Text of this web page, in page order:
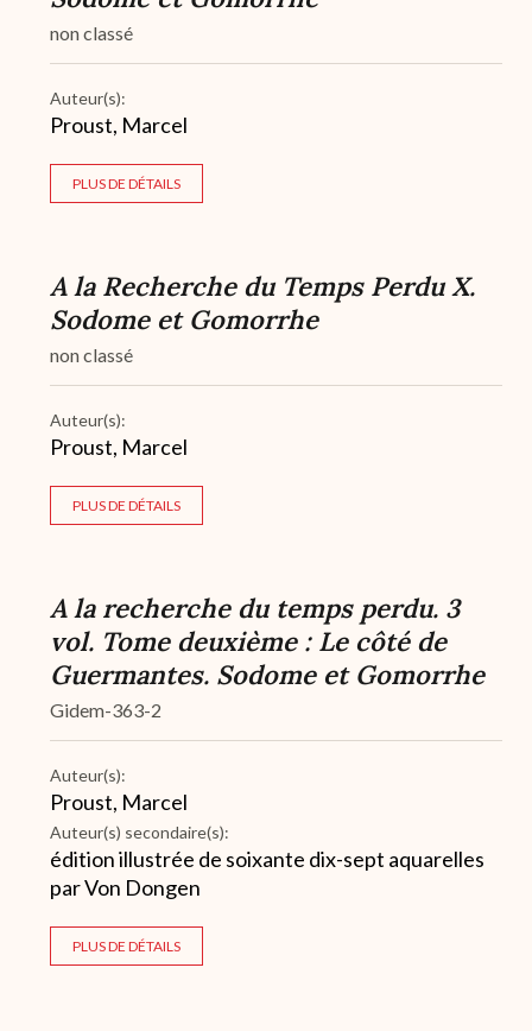
non classé
Auteur(s):
Proust, Marcel
PLUS DE DÉTAILS
A la Recherche du Temps Perdu X.
Sodome et Gomorrhe
non classé
Auteur(s):
Proust, Marcel
PLUS DE DÉTAILS
A la recherche du temps perdu. 3
vol. Tome deuxième : Le côté de
Guermantes. Sodome et Gomorrhe
Gidem-363-2
Auteur(s):
Proust, Marcel
Auteur(s) secondaire(s):
édition illustrée de soixante dix-sept aquarelles
par Von Dongen
PLUS DE DÉTAILS